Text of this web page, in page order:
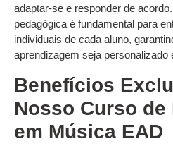
adaptar-se e responder de
pedagógica é fundamental para
individuais de cada aluno,
aprendizagem seja personalizado
Benefícios
Nosso Curso
em Música EAD